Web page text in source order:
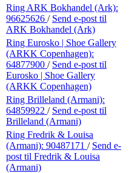
Ring ARK Bokhandel (Ark):
96625626 / Send e-post til
ARK Bokhandel (Ark)
Ring Eurosko | Shoe Gallery
(ARKK Copenhagen):
64877900 / Send e-post til
Eurosko | Shoe Gallery
(ARKK Copenhagen)
Ring Brilleland (Armani):
64859922 / Send e-post til
Brilleland (Armani)
Ring Fredrik & Louisa
(Armani): 90487171 / Send e-
post til Fredrik & Louisa
(Armani)